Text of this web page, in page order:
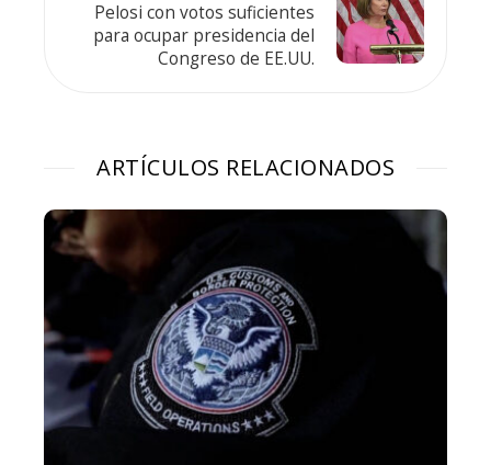
Pelosi con votos suficientes
para ocupar presidencia del
Congreso de EE.UU.
ARTÍCULOS RELACIONADOS